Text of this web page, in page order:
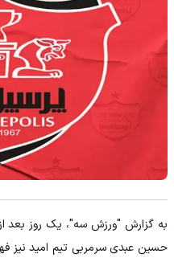
به گزارش "ورزش سه"، یک روز بعد از
حسین عبدی سرمربی تیم امید نیز